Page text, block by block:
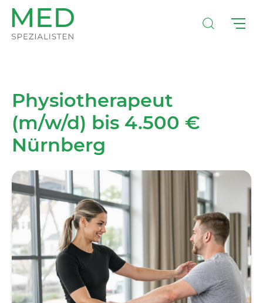
Physiotherapeut
(m/w/d) bis 4.500 €
Nürnberg